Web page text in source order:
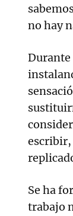
no hay
Durante
escribir,
Se ha
trabajo